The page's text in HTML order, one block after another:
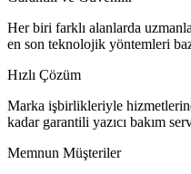
Her biri farklı alanlarda
en son teknolojik yöntemleri
Hızlı Çözüm
Marka işbirlikleriyle
kadar garantili yazıcı bakım
Memnun Müşteriler